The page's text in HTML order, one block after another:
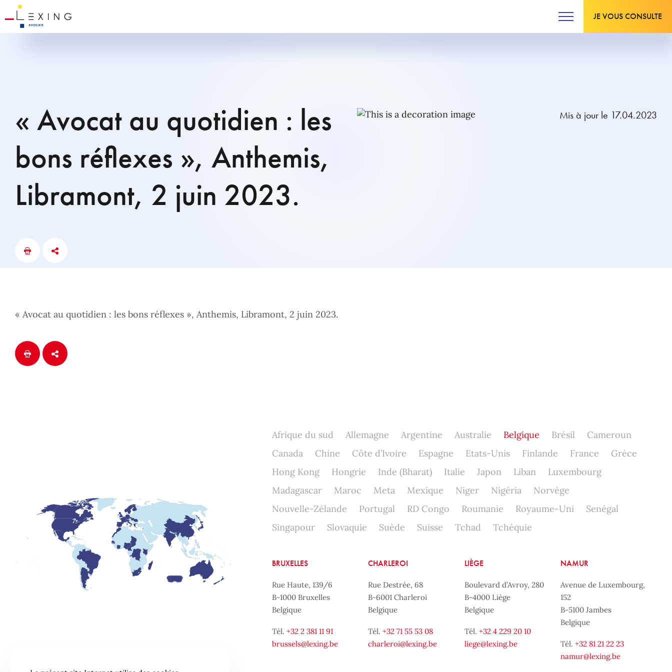
JE VOUS CONSULTE
« Avocat au quotidien : les
bons réflexes », Anthemis,
Libramont, 2 juin 2023.
Mis à jour le 17.04.2023
« Avocat au quotidien : les bons réflexes », Anthemis, Libramont, 2 juin 2023.
Afrique du sud Allemagne Argentine Australie Belgique Brésil
Cameroun
Canada
Chine Côte d’Ivoire Espagne Etats-Unis Finlande France
Grèce
Hong Kong
Hongrie Inde (Bharat) Italie Japon Liban
Luxembourg
Madagascar
Maroc Meta Mexique Niger Nigéria
Norvège
Nouvelle-Zélande
Portugal RD Congo Roumanie Royaume-Uni
Senégal
Singapour
Slovaquie Suède Suisse Tchad Tchéquie
BRUXELLES
Rue Haute, 139/6
B-1000 Bruxelles
Belgique
Tél. +32 2 381 11 91
brussels@lexing.be
CHARLEROI
Rue Destrée, 68
B-6001 Charleroi
Belgique
Tél.+32 71 55 53 08
charleroi@lexing.be
LIÈGE
Boulevard d’Avroy, 280
B-4000 Liège
Belgique
Tél. +32 4 229 20 10
liege@lexing.be
NAMUR
Avenue de Luxembourg,
152
B-5100 Jambes
Belgique
Tél.+32 81 21 22 23
namur@lexing.be